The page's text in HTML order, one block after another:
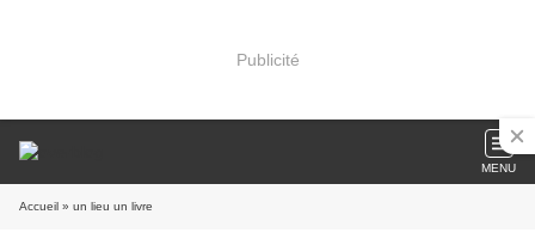
Publicité
MENU
Accueil » un lieu un livre